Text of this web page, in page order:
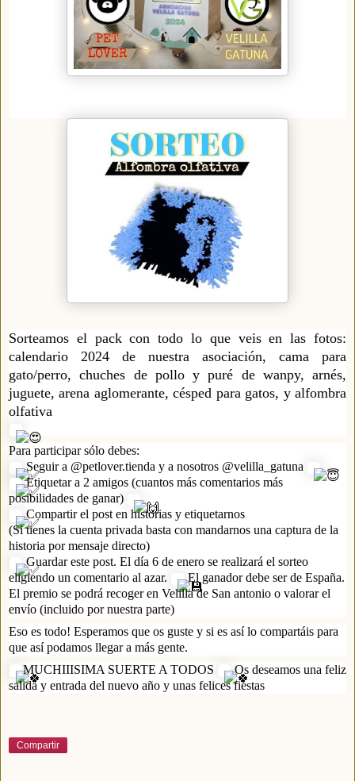
Sorteamos el pack con todo lo que veis en las fotos:
calendario 2024 de nuestra asociación, cama para
gato/perro, chuches de pollo y puré de wanpy, arnés,
juguete, arena aglomerante, césped para gatos, y alfombra
olfativa
Para participar sólo debes:
Seguir a @petlover.tienda y a nosotros @velilla_gatuna
Etiquetar a 2 amigos (cuantos más comentarios más
posibilidades de ganar)
Compartir el post en historias y etiquetarnos
(Si tienes la cuenta privada basta con mandarnos una captura de la
historia por mensaje directo)
Guardar este post. El día 6 de enero se realizará el sorteo
eligiendo un comentario al azar.
El ganador debe ser de España.
El premio se podrá recoger en Velilla de San antonio o valorar el
envío (incluido por nuestra parte)
Eso es todo! Esperamos que os guste y si es así lo compartáis para
que así podamos llegar a más gente.
MUCHIIISIMA SUERTE A TODOS
Os deseamos una feliz
salida y entrada del nuevo año y unas felices fiestas
Compartir